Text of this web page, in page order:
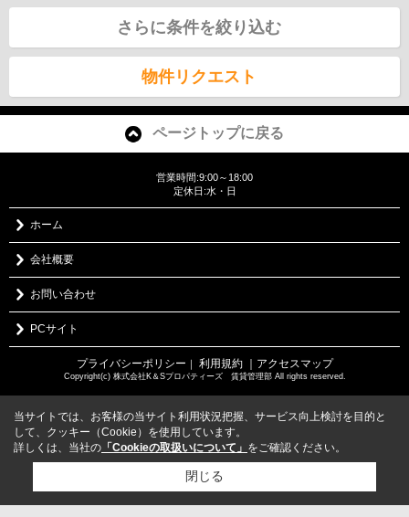
さらに条件を絞り込む
物件リクエスト
ページトップに戻る
営業時間:9:00～18:00
定休日:水・日
ホーム
会社概要
お問い合わせ
PCサイト
プライバシーポリシー ｜ 利用規約 ｜アクセスマップ
Copyright(c) 株式会社K＆Sプロパティーズ 賃貸管理部 All rights reserved.
当サイトでは、お客様の当サイト利用状況把握、サービス向上検討を目的と
して、クッキー（Cookie）を使用しています。
詳しくは、当社の 「Cookieの取扱いについて」 をご確認ください。
閉じる